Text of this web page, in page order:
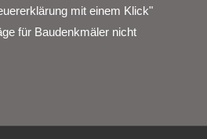
mit einem Klick"
für Baudenkmäler nicht